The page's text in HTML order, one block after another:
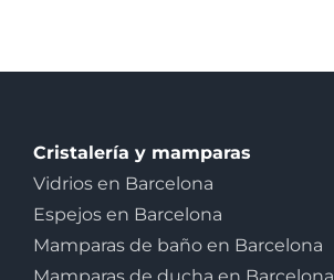
Cristalería y mamparas
Vidrios en Barcelona
Espejos en Barcelona
Mamparas de baño en Barcelona